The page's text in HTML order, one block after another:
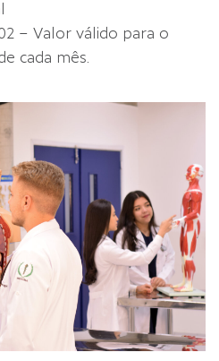
– Valor válido para o
cada mês.